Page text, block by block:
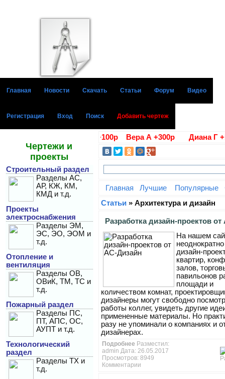
Главная Новости Скачать Статьи Форум Видео
Регистрация Вход Поиск Добавить чертеж
Чертежи и
проекты
Строительный раздел
Разделы АС,
АР, КЖ, КМ,
КМД и т.д.
Проекты
электроснабжения
Разделы ЭМ,
ЭС, ЭО, ЭОМ и
т.д.
Отопление и
вентиляция
Разделы ОВ,
ОВиК, ТМ, ТС и
т.д.
Пожарный раздел
Разделы ПС,
ПТ, АПС, ОС,
АУПТ и т.д.
Технологический
раздел
Разделы ТХ и
т.д.
Алла В. +100р Вера А +300р Диана Г
Главная Лучшие Популярные
Статьи » Архитектура и дизайн
Разработка дизайн-проектов
Дизайн
На нашем
дизайн-
квартир,
залов,
павильонов
площади и
количеством комнат,
дизайнеры могут свободно
работы коллег, увидеть другие
примененные материалы. Но
разу не упоминали о компаниях и
дизайнерах.
Подробнее Разместил:
admin Дата: 26.05.2017
Просмотров: 8949
Комментарии